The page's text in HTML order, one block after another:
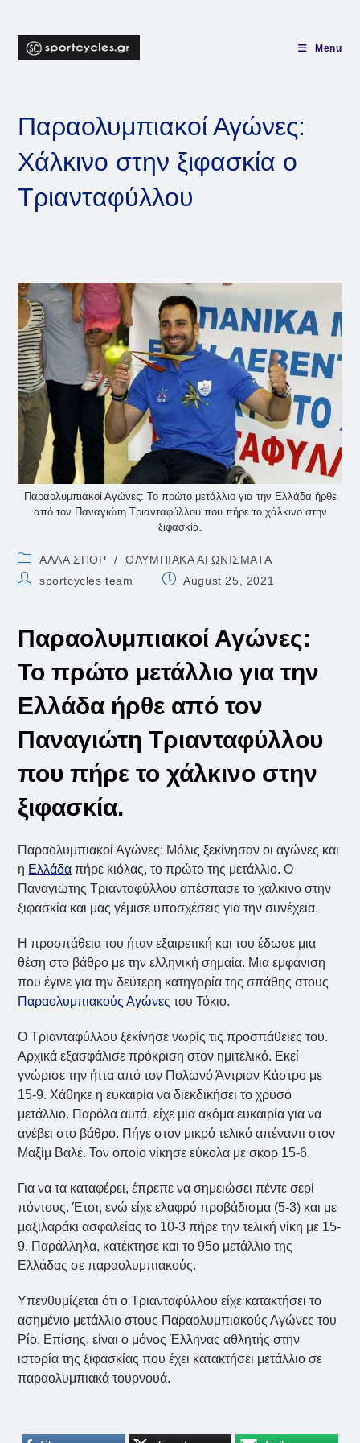
content
Menu
Παραολυμπιακοί Αγώνες:
Χάλκινο στην ξιφασκία ο
Τριανταφύλλου
Παραολυμπιακοί Αγώνες: Το πρώτο μετάλλιο για την Ελλάδα ήρθε
από τον Παναγιώτη Τριανταφύλλου που πήρε το χάλκινο στην
ξιφασκία.
Post
category:
ΑΛΛΑ ΣΠΟΡ /
ΟΛΥΜΠΙΑΚΑ ΑΓΩΝΙΣΜΑΤΑ
Postsportcycles team
PostAugust 25, 2021
Παραολυμπιακοί Αγώνες:
Το πρώτο μετάλλιο για την
Ελλάδα ήρθε από τον
Παναγιώτη Τριανταφύλλου
που πήρε το χάλκινο στην
ξιφασκία.
Παραολυμπιακοί Αγώνες: Μόλις ξεκίνησαν οι αγώνες και
η Ελλάδα πήρε κιόλας, το πρώτο της μετάλλιο. Ο
Παναγιώτης Τριανταφύλλου απέσπασε το χάλκινο στην
ξιφασκία και μας γέμισε υποσχέσεις για την συνέχεια.
Η προσπάθεια του ήταν εξαιρετική και του έδωσε μια
θέση στο βάθρο με την ελληνική σημαία. Μια εμφάνιση
που έγινε για την δεύτερη κατηγορία της σπάθης στους
Παραολυμπιακούς Αγώνες του Τόκιο.
Ο Τριανταφύλλου ξεκίνησε νωρίς τις προσπάθειες του.
Αρχικά εξασφάλισε πρόκριση στον ημιτελικό. Εκεί
γνώρισε την ήττα από τον Πολωνό Άντριαν Κάστρο με
15-9. Χάθηκε η ευκαιρία να διεκδικήσει το χρυσό
μετάλλιο. Παρόλα αυτά, είχε μια ακόμα ευκαιρία για να
ανέβει στο βάθρο. Πήγε στον μικρό τελικό απέναντι στον
Μαξίμ Βαλέ. Τον οποίο νίκησε εύκολα με σκορ 15-6.
Για να τα καταφέρει, έπρεπε να σημειώσει πέντε σερί
πόντους. Έτσι, ενώ είχε ελαφρύ προβάδισμα (5-3) και με
μαξιλαράκι ασφαλείας το 10-3 πήρε την τελική νίκη με 15-
9. Παράλληλα, κατέκτησε και το 95ο μετάλλιο της
Ελλάδας σε παραολυμπιακούς.
Υπενθυμίζεται ότι ο Τριανταφύλλου είχε κατακτήσει το
ασημένιο μετάλλιο στους Παραολυμπιακούς Αγώνες του
Ρίο. Επίσης, είναι ο μόνος Έλληνας αθλητής στην
ιστορία της ξιφασκίας που έχει κατακτήσει μετάλλιο σε
παραολυμπιακά τουρνουά.